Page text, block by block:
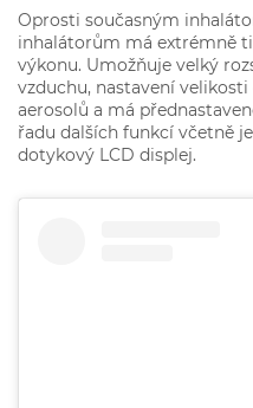
Oprosti současným
inhalátorům má extrémně
výkonu. Umožňuje velký
vzduchu, nastavení
aerosolů a má
řadu dalších funkcí včetně
dotykový LCD displej.